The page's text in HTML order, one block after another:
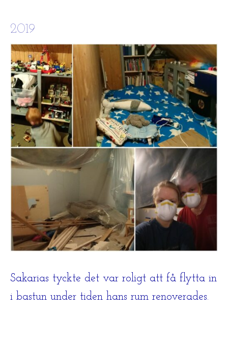
2019
Sakarias tyckte det var roligt att få flytta in
i bastun under tiden hans rum renoverades.